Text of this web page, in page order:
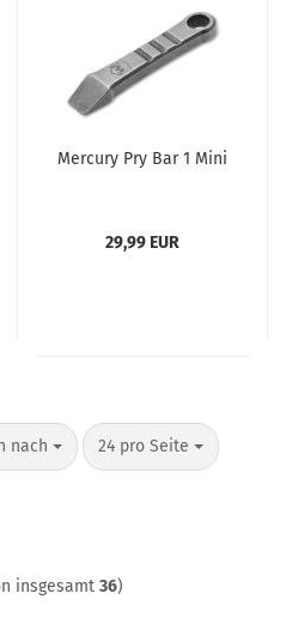
Mercury Pry Bar 1 Mini
29,99 EUR
nach
nach 24 pro Seite
pro Seite
insgesamt 36)